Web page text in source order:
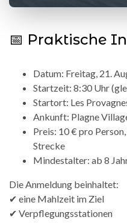
📅 Praktische
Datum: Freitag, 21.
Startzeit: 8:30 Uhr
Startort: Les
Ankunft: Plagne
Preis: 10 € pro
Strecke
Mindestalter: ab 8
Die Anmeldung beinhaltet:
✔ eine Mahlzeit im Ziel
✔ Verpflegungsstationen